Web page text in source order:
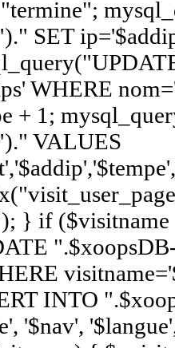
SET
WHERE
+ 1;
VALUES
} if
INTO
'$nav',